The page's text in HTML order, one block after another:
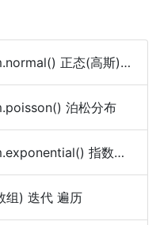
正态(高斯)分布
泊松分布
指数分布
组) 迭代 遍历